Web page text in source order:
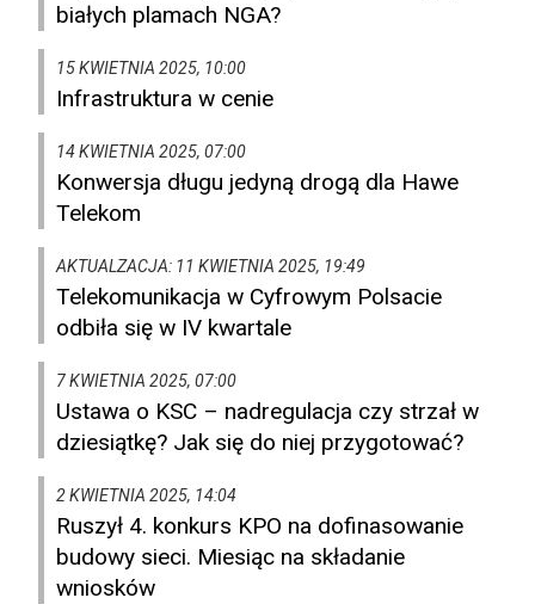
białych plamach NGA?
15 KWIETNIA 2025, 10:00
Infrastruktura w cenie
14 KWIETNIA 2025, 07:00
Konwersja długu jedyną drogą dla Hawe
Telekom
AKTUALZACJA: 11 KWIETNIA 2025, 19:49
Telekomunikacja w Cyfrowym Polsacie
odbiła się w IV kwartale
7 KWIETNIA 2025, 07:00
Ustawa o KSC – nadregulacja czy strzał w
dziesiątkę? Jak się do niej przygotować?
2 KWIETNIA 2025, 14:04
Ruszył 4. konkurs KPO na dofinasowanie
budowy sieci. Miesiąc na składanie
wniosków